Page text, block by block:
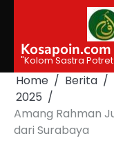
contentKosapoin.com
"Kolom Sastra
Home Berita
2025
Amang Rahman
dari Surabaya‎